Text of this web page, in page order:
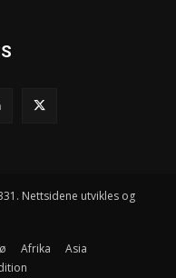
Nettsidene utvikles og
Afrika
Asia